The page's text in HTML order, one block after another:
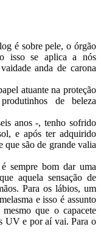
é sobre pele, o órgão
isso se aplica a nós
anda de carona
atuante na proteção
de beleza
anos -, tenho sofrido
e após ter adquirido
que são de grande valia
sempre bom dar uma
aquela sensação de
Para os lábios, um
e isso é assunto
que o capacete
UV e por aí vai. Para o